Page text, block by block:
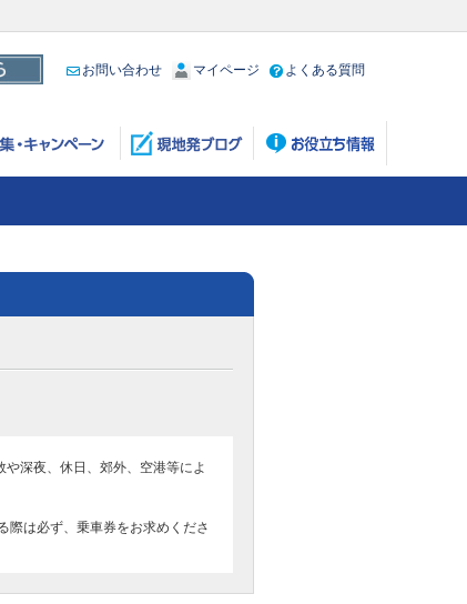
お問い合わせ マイページ よくある質問
深夜、休日、郊外、空港等によ
際は必ず、乗車券をお求めくださ